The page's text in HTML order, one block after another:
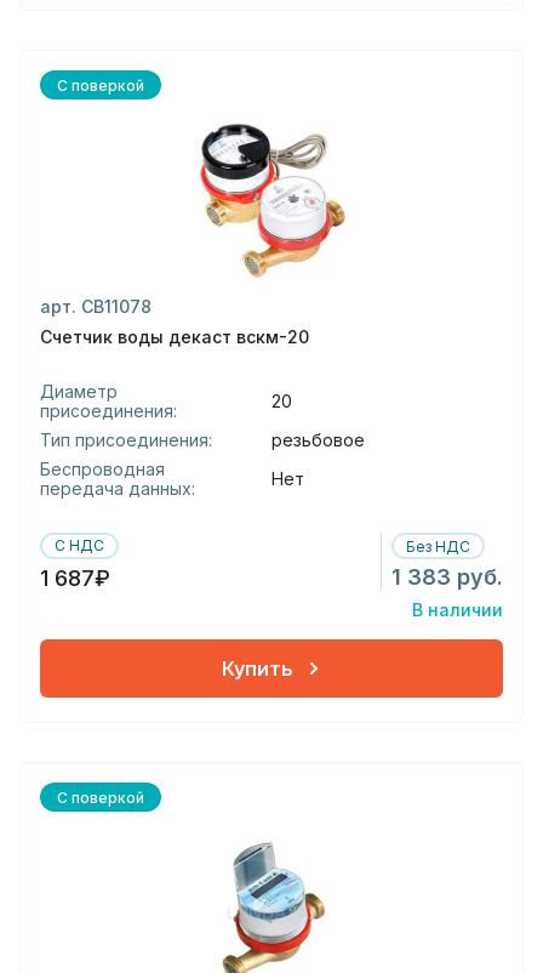
С поверкой
арт. СВ11078
Счетчик воды декаст вскм-20
Диаметр
присоединения:
20
Тип присоединения:
резьбовое
Беспроводная
передача данных:
Нет
С НДС
1 687₽
Без НДС
1 383 руб.
В наличии
Купить
С поверкой